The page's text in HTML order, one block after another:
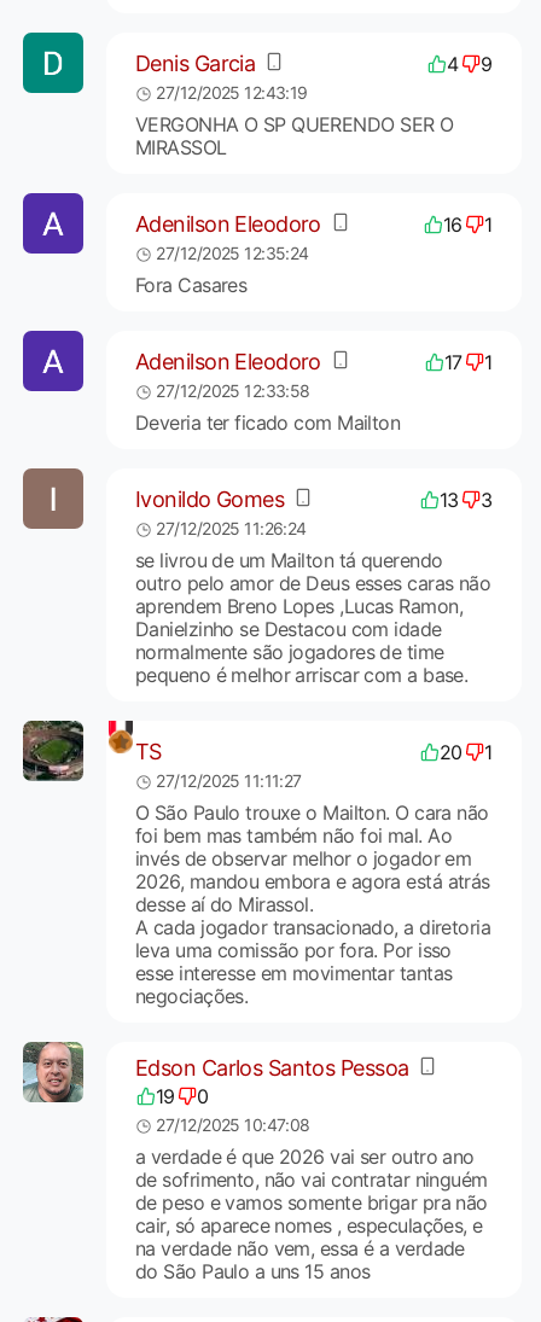
Denis Garcia 4 9
27/12/2025 12:43:19
VERGONHA O SP QUERENDO SER O
MIRASSOL
Adenilson Eleodoro 16 1
27/12/2025 12:35:24
Fora Casares
Adenilson Eleodoro 17 1
27/12/2025 12:33:58
Deveria ter ficado com Mailton
Ivonildo Gomes 13 3
27/12/2025 11:26:24
se livrou de um Mailton tá querendo
outro pelo amor de Deus esses caras não
aprendem Breno Lopes ,Lucas Ramon,
Danielzinho se Destacou com idade
normalmente são jogadores de time
pequeno é melhor arriscar com a base.
TS 20 1
27/12/2025 11:11:27
O São Paulo trouxe o Mailton. O cara não
foi bem mas também não foi mal. Ao
invés de observar melhor o jogador em
2026, mandou embora e agora está atrás
desse aí do Mirassol.
A cada jogador transacionado, a diretoria
leva uma comissão por fora. Por isso
esse interesse em movimentar tantas
negociações.
Edson Carlos Santos Pessoa
19 0
27/12/2025 10:47:08
a verdade é que 2026 vai ser outro ano
de sofrimento, não vai contratar ninguém
de peso e vamos somente brigar pra não
cair, só aparece nomes , especulações, e
na verdade não vem, essa é a verdade
do São Paulo a uns 15 anos